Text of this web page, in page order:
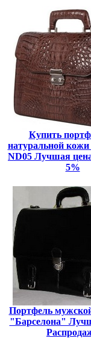
Купить
натуральной кожи
ND05 Лучшая
5%
Портфель
"Барселона"